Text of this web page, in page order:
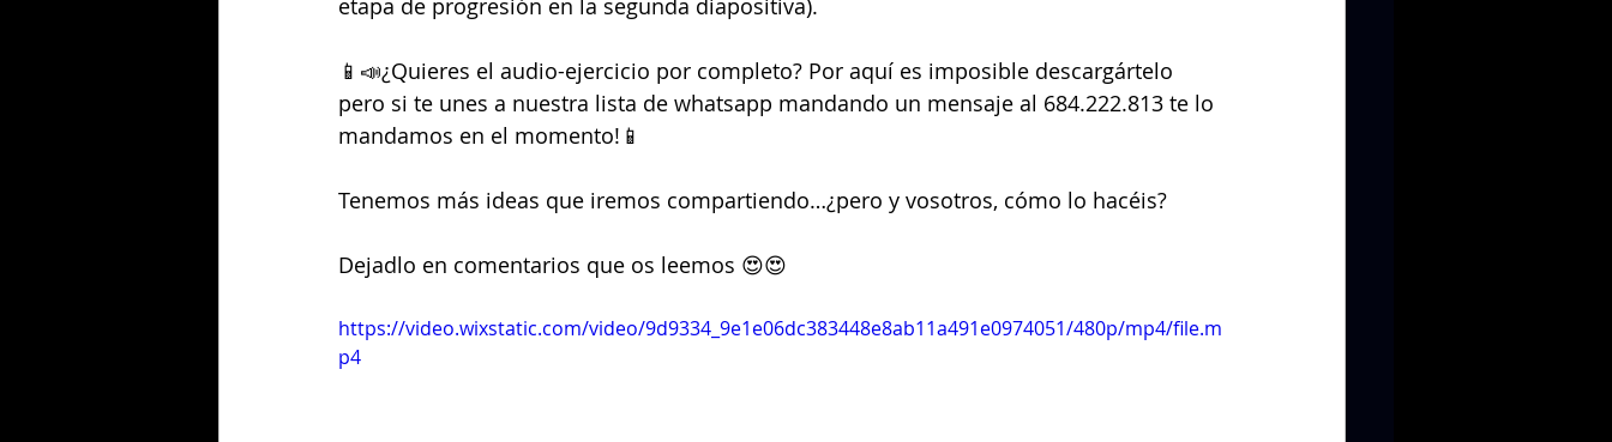
etapa de progresión en la segunda diapositiva).
📱📣¿Quieres el audio-ejercicio por completo? Por aquí es imposible descargártelo
pero si te unes a nuestra lista de whatsapp mandando un mensaje al 684.222.813 te lo
mandamos en el momento!📱
Tenemos más ideas que iremos compartiendo…¿pero y vosotros, cómo lo hacéis?
Dejadlo en comentarios que os leemos 😍😍
https://video.wixstatic.com/video/9d9334_9e1e06dc383448e8ab11a491e0974051/480p/mp4/file.m
p4